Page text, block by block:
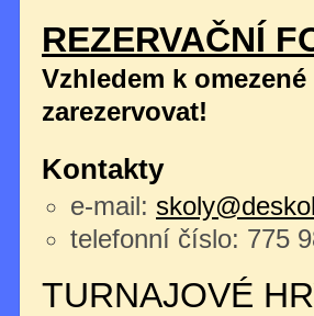
REZERVAČNÍ
Vzhledem k
zarezervovat!
Kontakty
e-mail:
telefonní číslo: 775
TURNAJOVÉ